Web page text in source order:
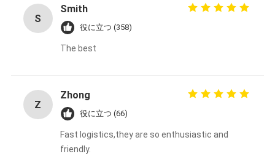
S
Smith
役に立つ (358)
The best
Z
Zhong
役に立つ (66)
Fast logistics,they are so enthusiastic and
friendly.